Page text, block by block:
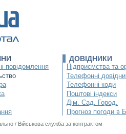
повідомлення
ДОВІДНИКИ
Підприємства та
Телефонні
Телефонні коди
Поштові індекси
Дім. Сад. Город.
Прогноз погоди в
/ Військова служба за контрактом